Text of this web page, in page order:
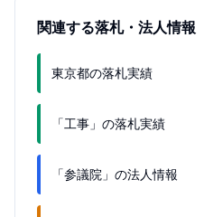
関連する落札・法人情報
東京都の落札実績
「工事」の落札実績
「参議院」の法人情報